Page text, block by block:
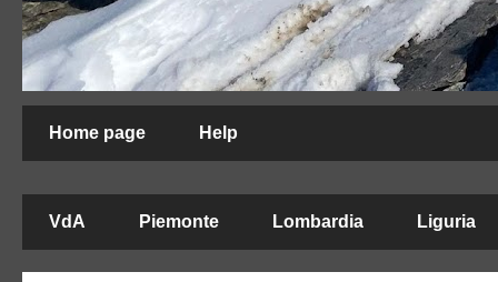
Home page Help
VdA Piemonte Lombardia Liguria